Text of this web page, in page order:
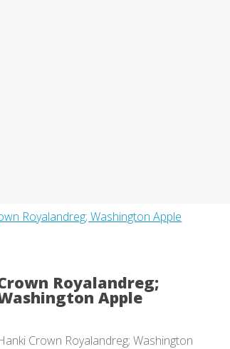
Royalandreg;
Apple
Crown Royalandreg; Washington